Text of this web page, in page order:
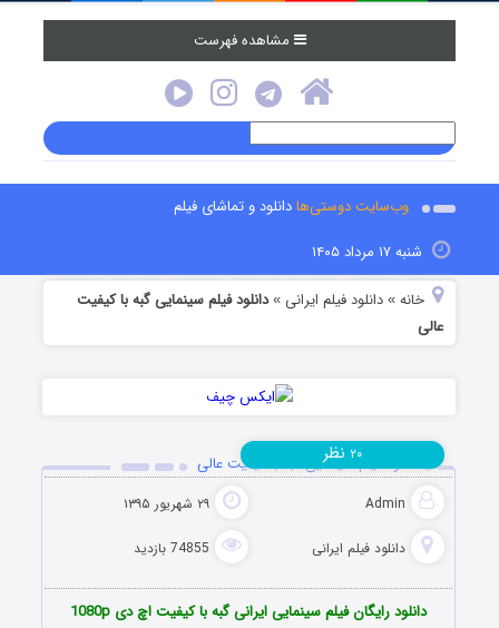
مشاهده فهرست
وب‌سایت دوستی‌هادانلود و تماشای فیلم
شنبه ۱۷ مرداد ۱۴۰۵
خانه »دانلود فیلم‌ ایرانی »دانلود فیلم سینمایی گبه با کیفیت
عالی
دانلود فیلم سینمایی گبه با کیفیت عالی
Admin ۲۹ شهریور ۱۳۹۵
دانلود فیلم‌ ایرانی 74855 بازدید
۲۰ نظر
دانلود رایگانفیلمسینمایی ایرانی گبه با کیفیت اچ دی 1080p